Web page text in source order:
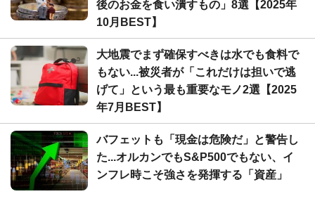
後のお金を食い潰すもの」8選【2025年
10月BEST】
大地震でまず確保すべきは水でも食料で
もない...被災者が「これだけは担いで逃
げて」という最も重要なモノ2選【2025
年7月BEST】
バフェットも「現金は危険だ」と警告し
た...オルカンでもS&P500でもない、イ
ンフレ時こそ強さを発揮する「資産」